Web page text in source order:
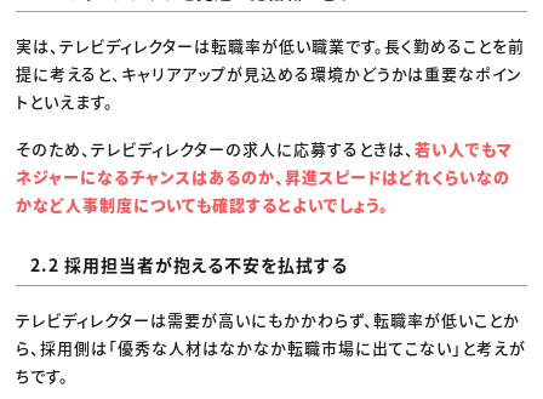
実は、テレビディレクターは転職率が低い職業です。長く勤めることを前
提に考えると、キャリアアップが見込める環境かどうかは重要なポイン
トといえます。
そのため、テレビディレクターの求人に応募するときは、若い人でもマ
ネジャーになるチャンスはあるのか、昇進スピードはどれくらいなの
かなど人事制度についても確認するとよいでしょう。
2.2 採用担当者が抱える不安を払拭する
テレビディレクターは需要が高いにもかかわらず、転職率が低いことか
ら、採用側は「優秀な人材はなかなか転職市場に出てこない」と考えが
ちです。